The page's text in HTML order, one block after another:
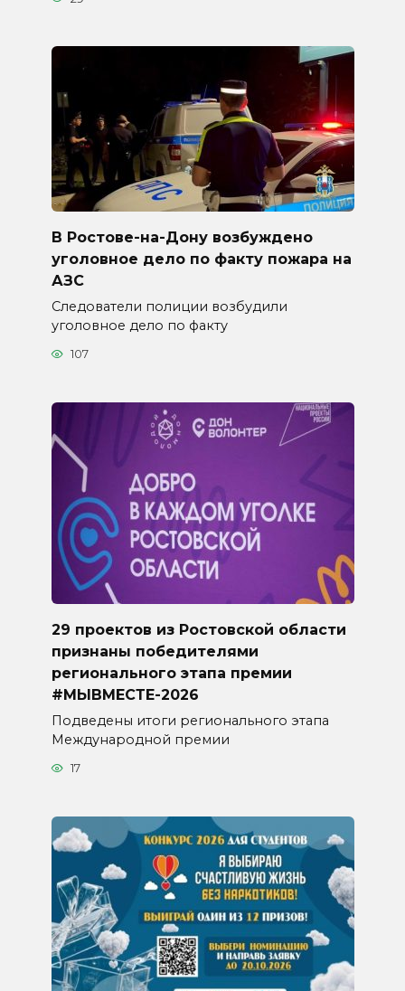
В Ростове-на-Дону возбуждено
уголовное дело по факту пожара на
АЗС
Следователи полиции возбудили
уголовное дело по факту
107
29 проектов из Ростовской области
признаны победителями
регионального этапа премии
#МЫВМЕСТЕ-2026
Подведены итоги регионального этапа
Международной премии
17